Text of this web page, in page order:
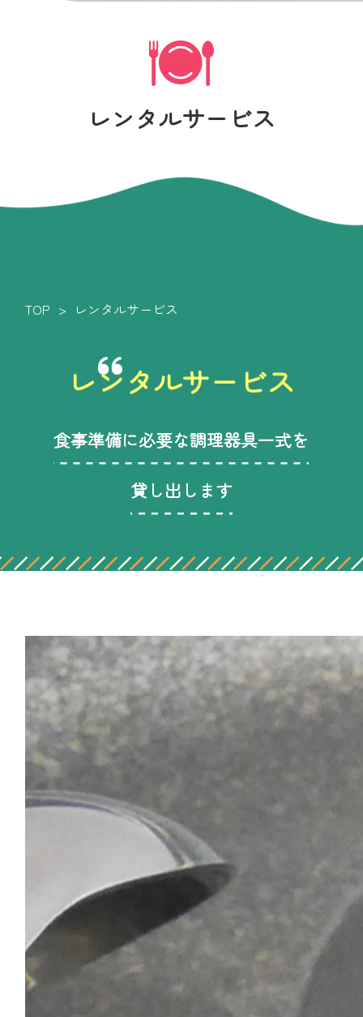
レンタルサービス
TOP レンタルサービス
レンタルサービス
食事準備に必要な調理器具一式を
貸し出します